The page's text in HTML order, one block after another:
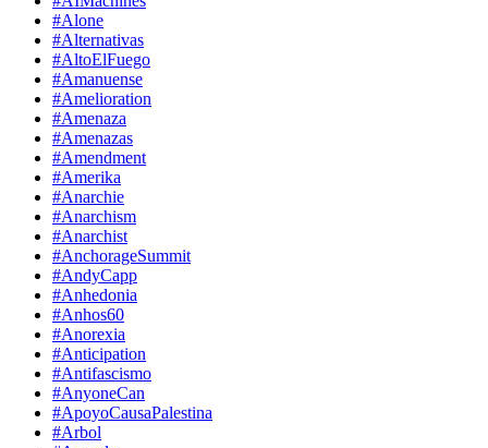
#Alone
#Alternativas
#AltoElFuego
#Amanuense
#Amelioration
#Amenaza
#Amenazas
#Amendment
#Amerika
#Anarchie
#Anarchism
#Anarchist
#AnchorageSummit
#AndyCapp
#Anhedonia
#Anhos60
#Anorexia
#Anticipation
#Antifascismo
#AnyoneCan
#ApoyoCausaPalestina
#Arbol